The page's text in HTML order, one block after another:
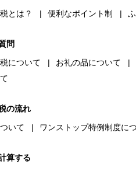
とは？
便利なポイント制
問
について
お礼の品について
の流れ
いて
ワンストップ特例制度に
算する